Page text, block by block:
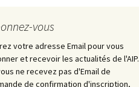
vous
votre adresse Email pour vous
et recevoir les actualités de l'AIP.
ne recevez pas d'Email de
de confirmation d'inscription,